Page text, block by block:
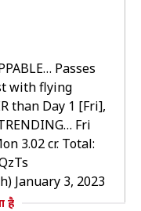
Passes
with flying
than Day 1 [Fri],
Fri
3.02 cr. Total: ₹
January 3, 2023
है